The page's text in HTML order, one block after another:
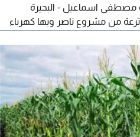
مصطفى اسماعيل - البحيرة
من مشروع ناصر وبها كهرباء
المطلوب 5 مليون بالاضافة الى أتعاب المكتب، لا